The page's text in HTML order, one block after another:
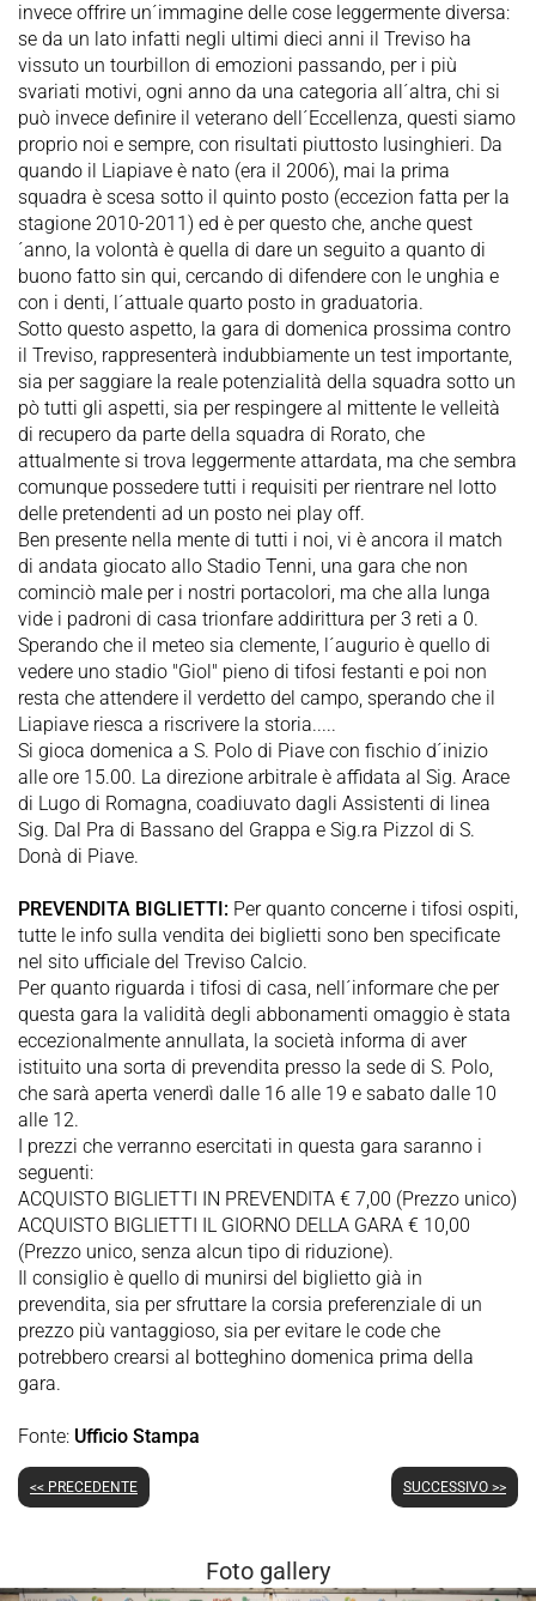
invece offrire un´immagine delle cose leggermente diversa:
se da un lato infatti negli ultimi dieci anni il Treviso ha
vissuto un tourbillon di emozioni passando, per i più
svariati motivi, ogni anno da una categoria all´altra, chi si
può invece definire il veterano dell´Eccellenza, questi siamo
proprio noi e sempre, con risultati piuttosto lusinghieri. Da
quando il Liapiave è nato (era il 2006), mai la prima
squadra è scesa sotto il quinto posto (eccezion fatta per la
stagione 2010-2011) ed è per questo che, anche quest
´anno, la volontà è quella di dare un seguito a quanto di
buono fatto sin qui, cercando di difendere con le unghia e
con i denti, l´attuale quarto posto in graduatoria.
Sotto questo aspetto, la gara di domenica prossima contro
il Treviso, rappresenterà indubbiamente un test importante,
sia per saggiare la reale potenzialità della squadra sotto un
pò tutti gli aspetti, sia per respingere al mittente le velleità
di recupero da parte della squadra di Rorato, che
attualmente si trova leggermente attardata, ma che sembra
comunque possedere tutti i requisiti per rientrare nel lotto
delle pretendenti ad un posto nei play off.
Ben presente nella mente di tutti i noi, vi è ancora il match
di andata giocato allo Stadio Tenni, una gara che non
cominciò male per i nostri portacolori, ma che alla lunga
vide i padroni di casa trionfare addirittura per 3 reti a 0.
Sperando che il meteo sia clemente, l´augurio è quello di
vedere uno stadio "Giol" pieno di tifosi festanti e poi non
resta che attendere il verdetto del campo, sperando che il
Liapiave riesca a riscrivere la storia.....
Si gioca domenica a S. Polo di Piave con fischio d´inizio
alle ore 15.00. La direzione arbitrale è affidata al Sig. Arace
di Lugo di Romagna, coadiuvato dagli Assistenti di linea
Sig. Dal Pra di Bassano del Grappa e Sig.ra Pizzol di S.
Donà di Piave.
PREVENDITA BIGLIETTI: Per quanto concerne i tifosi ospiti,
tutte le info sulla vendita dei biglietti sono ben specificate
nel sito ufficiale del Treviso Calcio.
Per quanto riguarda i tifosi di casa, nell´informare che per
questa gara la validità degli abbonamenti omaggio è stata
eccezionalmente annullata, la società informa di aver
istituito una sorta di prevendita presso la sede di S. Polo,
che sarà aperta venerdì dalle 16 alle 19 e sabato dalle 10
alle 12.
I prezzi che verranno esercitati in questa gara saranno i
seguenti:
ACQUISTO BIGLIETTI IN PREVENDITA € 7,00 (Prezzo unico)
ACQUISTO BIGLIETTI IL GIORNO DELLA GARA € 10,00
(Prezzo unico, senza alcun tipo di riduzione).
Il consiglio è quello di munirsi del biglietto già in
prevendita, sia per sfruttare la corsia preferenziale di un
prezzo più vantaggioso, sia per evitare le code che
potrebbero crearsi al botteghino domenica prima della
gara.
Fonte: Ufficio Stampa
<< PRECEDENTE SUCCESSIVO >>
Foto gallery